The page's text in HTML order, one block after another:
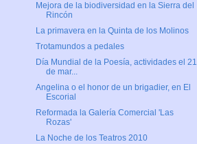
Mejora de la biodiversidad en la Sierra del
Rincón
La primavera en la Quinta de los Molinos
Trotamundos a pedales
Día Mundial de la Poesía, actividades el 21
de mar...
Angelina o el honor de un brigadier, en El
Escorial
Reformada la Galería Comercial 'Las
Rozas'
La Noche de los Teatros 2010